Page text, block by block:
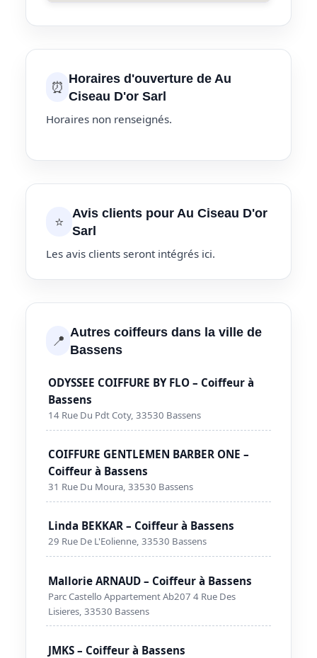
⏰ Horaires d'ouverture de Au
Ciseau D'or Sarl
Horaires non renseignés.
⭐
Avis clients pour Au Ciseau D'or
Sarl
Les avis clients seront intégrés ici.
📍 Autres coiffeurs dans la ville de
Bassens
ODYSSEE COIFFURE BY FLO – Coiffeur à
Bassens
14 Rue Du Pdt Coty, 33530 Bassens
COIFFURE GENTLEMEN BARBER ONE –
Coiffeur à Bassens
31 Rue Du Moura, 33530 Bassens
Linda BEKKAR – Coiffeur à Bassens
29 Rue De L'Eolienne, 33530 Bassens
Mallorie ARNAUD – Coiffeur à Bassens
Parc Castello Appartement Ab207 4 Rue Des
Lisieres, 33530 Bassens
JMKS – Coiffeur à Bassens